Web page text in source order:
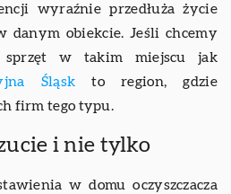
wyraźnie przedłuża życie
danym obiekcie. Jeśli chcemy
sprzęt w takim miejscu jak
Śląsk to region, gdzie
firm tego typu.
i nie tylko
w domu oczyszczacza